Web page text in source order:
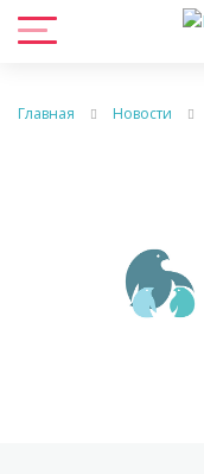
Главная Новости